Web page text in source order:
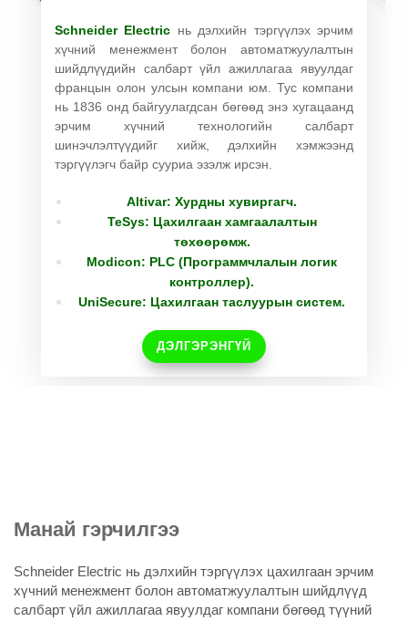
Schneider Electric нь дэлхийн тэргүүлэх эрчим
хүчний менежмент болон автоматжуулалтын
шийдлүүдийн салбарт үйл ажиллагаа явуулдаг
францын олон улсын компани юм. Тус компани
нь 1836 онд байгуулагдсан бөгөөд энэ хугацаанд
эрчим хүчний технологийн салбарт
шинэчлэлтүүдийг хийж, дэлхийн хэмжээнд
тэргүүлэгч байр сууриа эзэлж ирсэн.
Altivar: Хурдны хувиргагч.
TeSys: Цахилгаан хамгаалалтын
төхөөрөмж.
Modicon: PLC (Программчлалын логик
контроллер).
UniSecure: Цахилгаан таслуурын систем.
ДЭЛГЭРЭНГҮЙ
Манай гэрчилгээ
Schneider Electric нь дэлхийн тэргүүлэх цахилгаан эрчим
хүчний менежмент болон автоматжуулалтын шийдлүүд
салбарт үйл ажиллагаа явуулдаг компани бөгөөд түүний